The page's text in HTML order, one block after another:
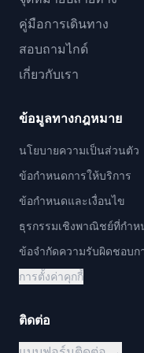
จำนวนผู้เข้าร่วมขั้นต่ำไ
ทราบทางอีเมลในวันก่อนออกเดินทาง -
เดินทางอาจมีการปรับเ
อากาศในวันนั้น โปรดเข้าใจ - โปรดมาถึงจุดนัดพบอย่าง
โอนไปยังทัวร์อื่นหรือเข้าร่วมระหว่าง
และจะถูกเรียกเก็บค่าธรรมเนียม
ยกเลิกเนื่องจากเหตุผลของ
เกิดหิมะตกหนักหรือการ
และคณะกรรมการจัดงา
ยกเลิกด้วย หากยืนยันก
อีเมล หากการยกเลิกเป็
เงิน - ผลิตภัณฑ์นี้ไม่มีราคาแยกสำหรับผู้ใหญ่หรือเด็ก สามารถ
กฎหมายญี่ปุ่น เด็กอายุ 0
การจัดที่นั่งจะดำเนินการโดยบริษัทข
ภาษาจีนและภาษาอังกฤ
คู่มือการเดินทาง
สอบถามไกด์
เกี่ยวกับเรา
ข้อมูลทางกฎหมาย
นโยบายความเป็นส่วนตัว
ข้อกำหนดการให้บริการ
ข้อกำหนดและเงื่อนไข
ธุรกรรมเชิงพาณิชย์ที่กำห
ข้อจำกัดความรับผิดชอบก
การตั้งค่าคุกกี้
ติดต่อ